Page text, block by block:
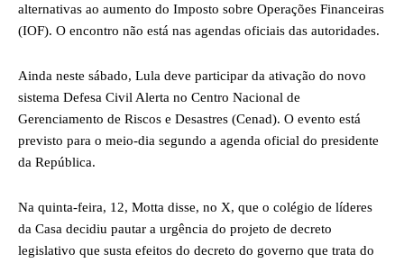
alternativas ao aumento do Imposto sobre Operações Financeiras
(IOF). O encontro não está nas agendas oficiais das autoridades.
Ainda neste sábado, Lula deve participar da ativação do novo
sistema Defesa Civil Alerta no Centro Nacional de
Gerenciamento de Riscos e Desastres (Cenad). O evento está
previsto para o meio-dia segundo a agenda oficial do presidente
da República.
Na quinta-feira, 12, Motta disse, no X, que o colégio de líderes
da Casa decidiu pautar a urgência do projeto de decreto
legislativo que susta efeitos do decreto do governo que trata do